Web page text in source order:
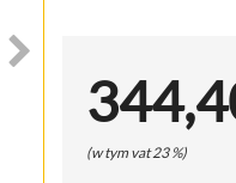
(w tym vat 23 %)